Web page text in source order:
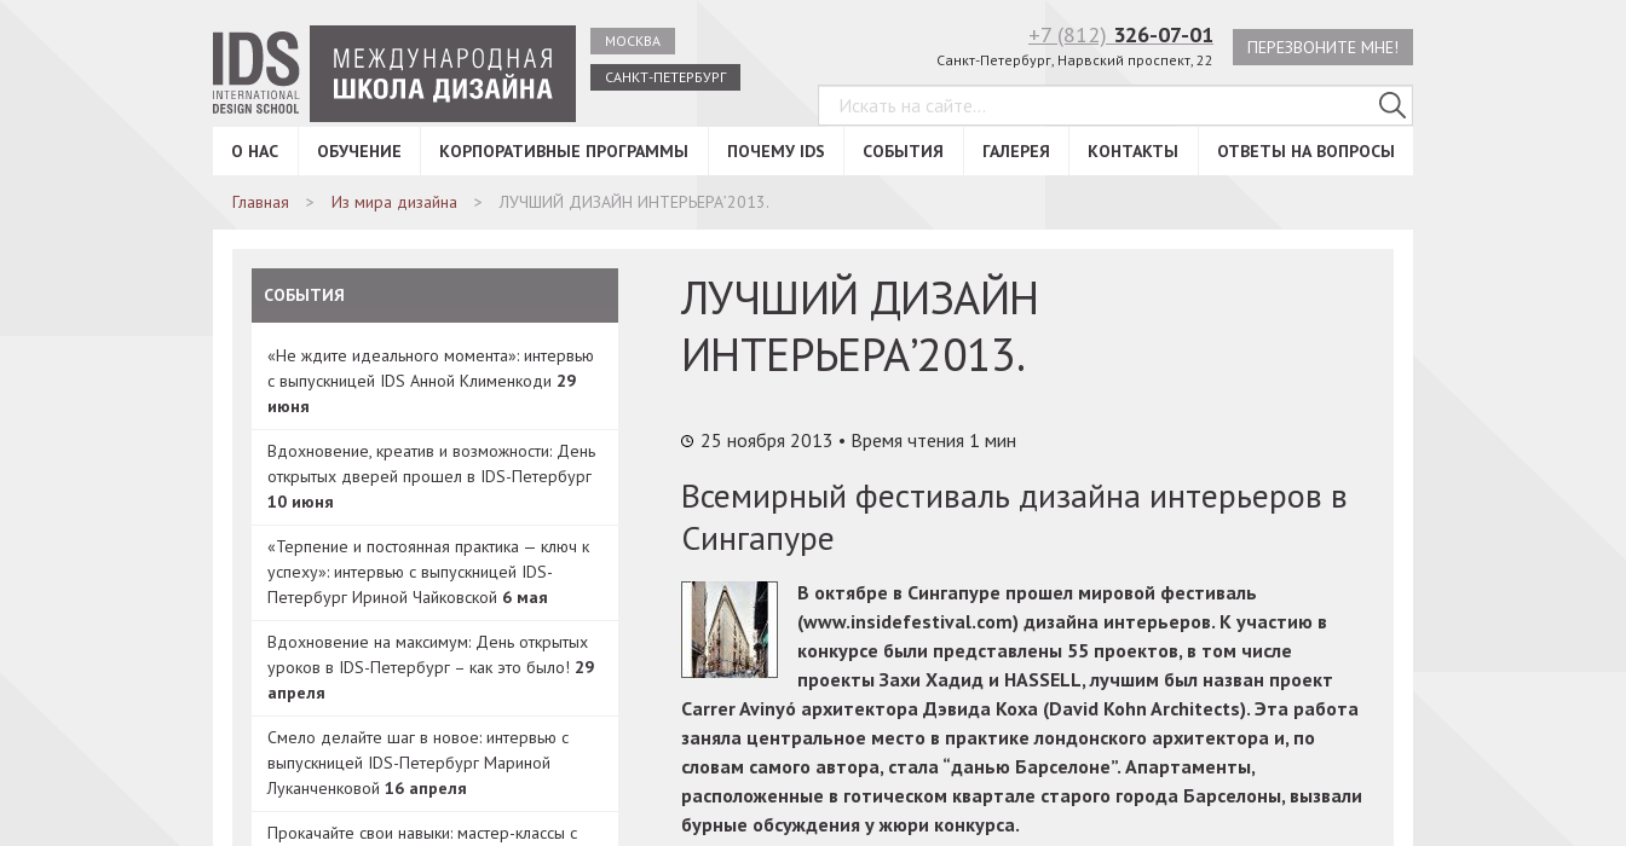
МОСКВА
САНКТ-ПЕТЕРБУРГ
+7 (812) 326-07-01
Санкт-Петербург, Нарвский проспект, 22
ПЕРЕЗВОНИТЕ МНЕ!
О НАС ОБУЧЕНИЕ КОРПОРАТИВНЫЕ ПРОГРАММЫ ПОЧЕМУ IDS СОБЫТИЯ ГАЛЕРЕЯ КОНТАКТЫ ОТВЕТЫ НА ВОПРОСЫ
Главная Из мира дизайна ЛУЧШИЙ ДИЗАЙН ИНТЕРЬЕРА’2013.
СОБЫТИЯ
«Не ждите идеального момента»: интервью
с выпускницей IDS Анной Клименкоди 29
июня
Вдохновение, креатив и возможности: День
открытых дверей прошел в IDS-Петербург
10 июня
«Терпение и постоянная практика — ключ к
успеху»: интервью с выпускницей IDS-
Петербург Ириной Чайковской 6 мая
Вдохновение на максимум: День открытых
уроков в IDS-Петербург – как это было! 29
апреля
Смело делайте шаг в новое: интервью с
выпускницей IDS-Петербург Мариной
Луканченковой 16 апреля
Прокачайте свои навыки: мастер-классы с
ЛУЧШИЙ ДИЗАЙН
ИНТЕРЬЕРА’2013.
25 ноября 2013 • Время чтения 1 мин
Всемирный фестиваль дизайна интерьеров в
Сингапуре
В октябре в Сингапуре прошел мировой фестиваль
(www.insidefestival.com) дизайна интерьеров. К участию в
конкурсе были представлены 55 проектов, в том числе
проекты Захи Хадид и HASSELL, лучшим был назван проект
Carrer Avinyó архитектора Дэвида Коха (David Kohn Architects). Эта работа
заняла центральное место в практике лондонского архитектора и, по
словам самого автора, стала “данью Барселоне”. Апартаменты,
расположенные в готическом квартале старого города Барселоны, вызвали
бурные обсуждения у жюри конкурса.